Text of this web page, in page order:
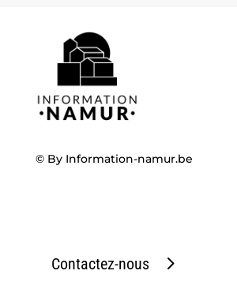
© By Information-namur.be
Contactez-nous